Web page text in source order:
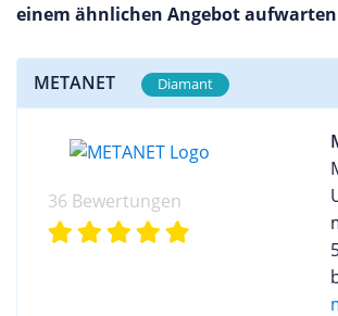
einem ähnlichen Angebot
METANET Diamant
36 Bewertungen